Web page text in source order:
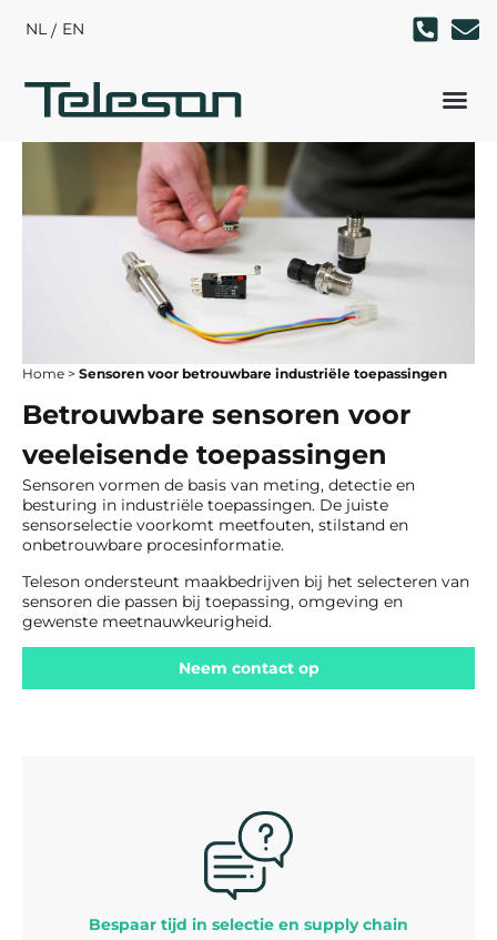
NL EN
Home > Sensoren voor betrouwbare industriële toepassingen
Betrouwbare sensoren voor
veeleisende toepassingen
Sensoren vormen de basis van meting, detectie en
besturing in industriële toepassingen. De juiste
sensorselectie voorkomt meetfouten, stilstand en
onbetrouwbare procesinformatie.
Teleson ondersteunt maakbedrijven bij het selecteren van
sensoren die passen bij toepassing, omgeving en
gewenste meetnauwkeurigheid.
Neem contact op
Bespaar tijd in selectie en supply chain